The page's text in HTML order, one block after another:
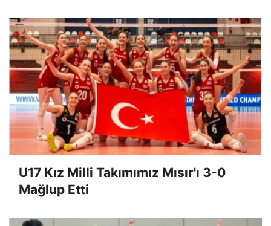
U17 Kız Milli Takımımız Mısır'ı 3-0
Mağlup Etti